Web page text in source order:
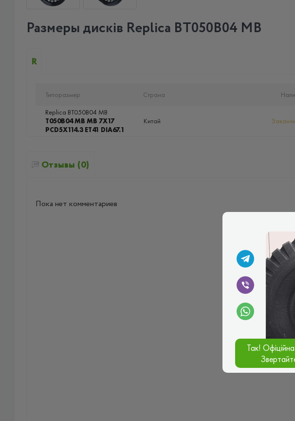
Размеры дисків Replica BT050B04 MB
R
Типоразмер Страна
Replica BT050B04 MB
T050B04 MB MB 7X17
PCD5X114.3 ET41 DIA67.1
Китай
Отзывы (0)
Пока нет комментариев
Так!